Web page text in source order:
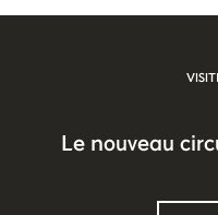
Le nouveau